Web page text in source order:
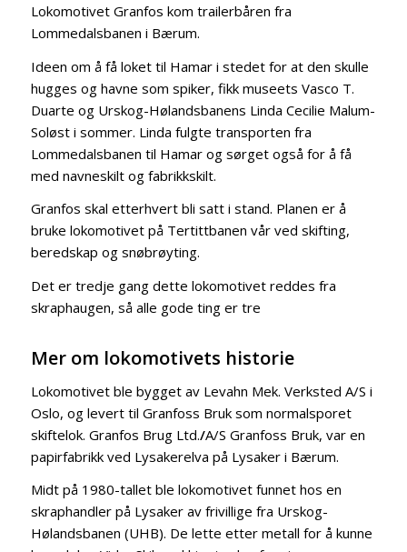
Lokomotivet Granfos kom trailerbåren fra
Lommedalsbanen i Bærum.
Ideen om å få loket til Hamar i stedet for at den skulle
hugges og havne som spiker, fikk museets Vasco T.
Duarte og Urskog-Hølandsbanens Linda Cecilie Malum-
Soløst i sommer. Linda fulgte transporten fra
Lommedalsbanen til Hamar og sørget også for å få
med navneskilt og fabrikkskilt.
Granfos skal etterhvert bli satt i stand. Planen er å
bruke lokomotivet på Tertittbanen vår ved skifting,
beredskap og snøbrøyting.
Det er tredje gang dette lokomotivet reddes fra
skraphaugen, så alle gode ting er tre
Mer om lokomotivets historie
Lokomotivet ble bygget av Levahn Mek. Verksted A/S i
Oslo, og levert til Granfoss Bruk som normalsporet
skiftelok. Granfos Brug Ltd./A/S Granfoss Bruk, var en
papirfabrikk ved Lysakerelva på Lysaker i Bærum.
Midt på 1980-tallet ble lokomotivet funnet hos en
skraphandler på Lysaker av frivillige fra Urskog-
Hølandsbanen (UHB). De lette etter metall for å kunne